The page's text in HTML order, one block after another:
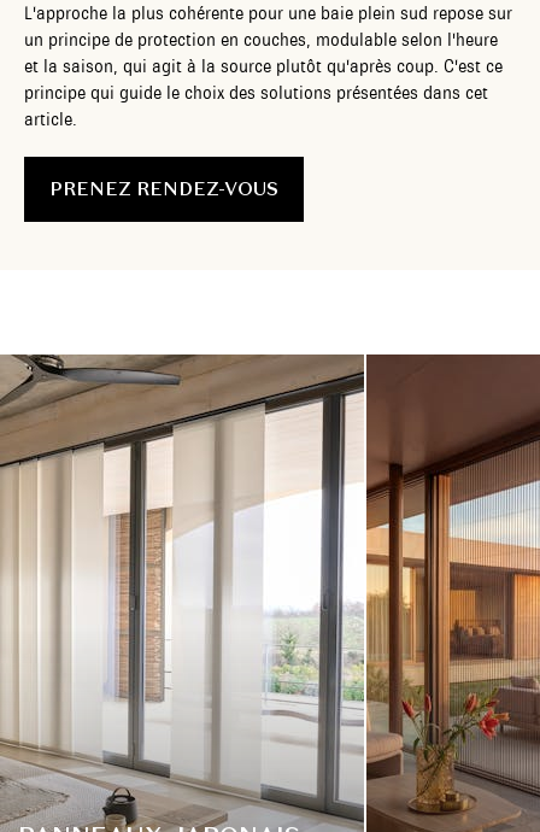
L'approche la plus cohérente pour une baie plein sud repose sur
un principe de protection en couches, modulable selon l'heure
et la saison, qui agit à la source plutôt qu'après coup. C'est ce
principe qui guide le choix des solutions présentées dans cet
article.
PRENEZ RENDEZ-VOUS